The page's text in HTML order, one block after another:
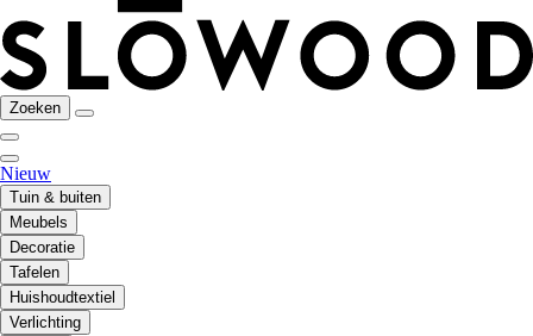
Zoeken
Nieuw
Tuin & buiten
Meubels
Decoratie
Tafelen
Huishoudtextiel
Verlichting